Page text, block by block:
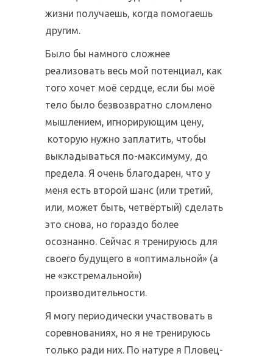
жизни получаешь, когда помогаешь
другим.
Было бы намного сложнее
реализовать весь мой потенциал, как
того хочет моё сердце, если бы моё
тело было безвозвратно сломлено
мышлением, игнорирующим цену,
которую нужно заплатить, чтобы
выкладываться по-максимуму, до
предела. Я очень благодарен, что у
меня есть второй шанс (или третий,
или, может быть, четвёртый) сделать
это снова, но гораздо более
осознанно. Сейчас я тренируюсь для
своего будущего в «оптимальной» (а
не «экстремальной»)
производительности.
Я могу периодически участвовать в
соревнованиях, но я не тренируюсь
только ради них. По натуре я Пловец-